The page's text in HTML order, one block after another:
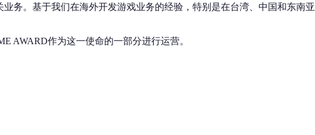
务。基于我们在海外开发游戏业务的经验，特别是在台湾、中国和东南
AWARD作为这一使命的一部分进行运营。